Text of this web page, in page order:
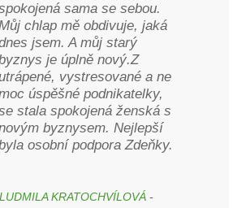
sama se sebou.
chlap mě obdivuje, jaká
jsem. A můj starý
je úplně nový.Z
vystresované a ne
úspěšné podnikatelky,
stala spokojená ženská s
byznysem. Nejlepší
osobní podpora Zdeňky.
LUDMILA KRATOCHVÍLOVÁ -